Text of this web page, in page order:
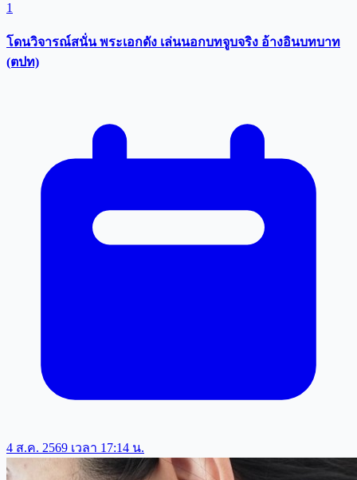
1
โดนวิจารณ์สนั่น พระเอกดัง เล่นนอกบทจูบจริง อ้างอินบทบาท
(ตปท)
4 ส.ค. 2569 เวลา 17:14 น.